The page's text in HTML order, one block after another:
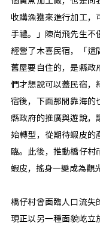
收購漁獲來進行加工，
手禮。」陳尚飛先生不
經營了木喜民宿，「這
舊屋要自住的，是縣政
們才想說可以蓋民宿，
宿後，下面那間靠海的
縣政府的推廣與遊說，
始轉型，從期待蝦皮的
臨。此後，推動橋仔村
蝦皮，搖身一變成為觀
橋仔村曾面臨人口流失
現正以另一種面貌屹立